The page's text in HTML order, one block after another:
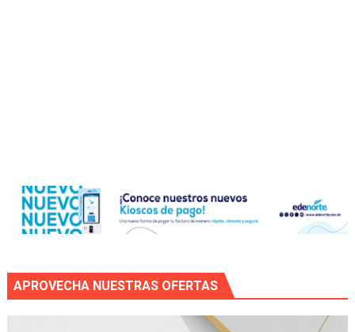
APROVECHA NUESTRAS OFERTAS